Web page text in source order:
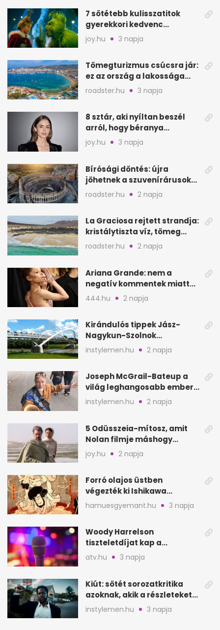
7 sötétebb kulisszatitok
gyerekkori kedvenc
filmjeinkről a Joy szerint
joy.hu 3 napja
Tömegturizmus csúcsra jár:
ez az ország a lakossága
kétszeresét fogadja
roadster.hu 3 napja
8 sztár, aki nyíltan beszél
arról, hogy béranya
segítette a családalapítást
joy.hu 3 napja
Bírósági döntés: újra
jöhetnek a szuvenírárusok
Európa ikonikus helyére
roadster.hu 2 napja
La Graciosa rejtett strandja:
kristálytiszta víz, tömeg
nélkül
roadster.hu 2 napja
Ariana Grande: nem a
negatív kommentek miatt
vonul vissza
444.hu 2 napja
Kirándulós tippek Jász-
Nagykun-Szolnok
megyében: 6 kihagyhatatlan
hely
instylemen.hu 2 napja
Joseph McGrail-Bateup a
világ leghangosabb embere
lett Ausztráliából
instylemen.hu 2 napja
5 Odüsszeia-mítosz, amit
Nolan filmje máshogy
mutat, mint Homérosz
joy.hu 2 napja
Forró olajos üstben
végezték ki Ishikawa
Goemont, Japán Robin
Hoodját
hamuesgyemant.hu 3 napja
Woody Harrelson
tiszteletdíjat kap a
Szarajevói Filmfesztiválon
atv.hu 3 napja
Kiút: sötét sorozatkritika
azoknak, akik a részleteket
keresik
instylemen.hu 3 napja